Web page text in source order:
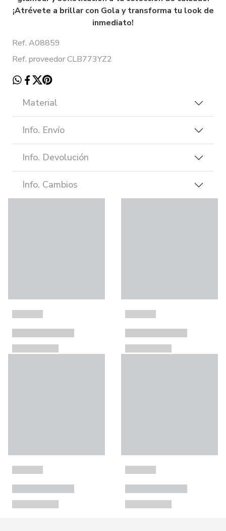
¡Atrévete a brillar con Gola y transforma tu look de
inmediato!
Ref. A08859
Ref. proveedor CLB773YZ2
Material
Info. Envío
Info. Devolución
Info. Cambios